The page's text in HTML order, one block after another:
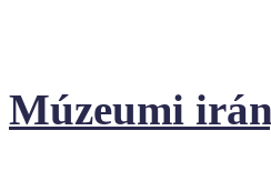
Múzeumi